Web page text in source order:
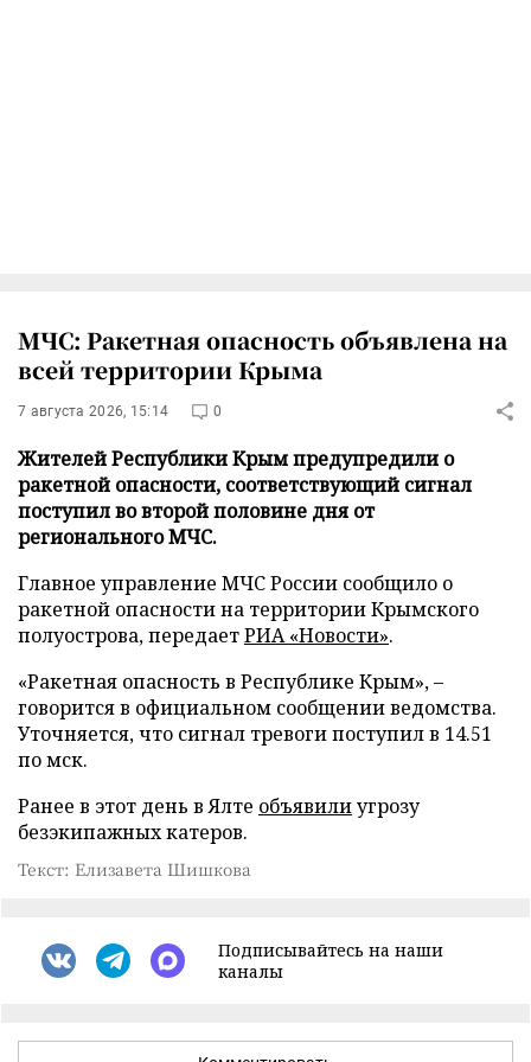
МЧС: Ракетная опасность объявлена на
всей территории Крыма
7 августа 2026, 15:14 0
Жителей Республики Крым предупредили о
ракетной опасности, соответствующий сигнал
поступил во второй половине дня от
регионального МЧС.
Главное управление МЧС России сообщило о
ракетной опасности на территории Крымского
полуострова, передаетРИА «Новости».
«Ракетная опасность в Республике Крым», –
говорится в официальном сообщении ведомства.
Уточняется, что сигнал тревоги поступил в 14.51
по мск.
Ранее в этот день в Ялте объявилиугрозу
безэкипажных катеров.
Текст: Елизавета Шишкова
Подписывайтесь на наши
каналы